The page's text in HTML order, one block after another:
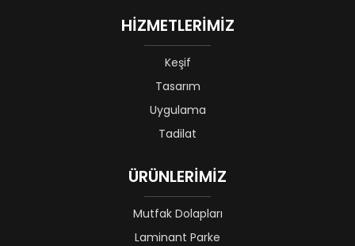
HİZMETLERİMİZ
Keşif
Tasarım
Uygulama
Tadilat
ÜRÜNLERİMİZ
Mutfak Dolapları
Laminant Parke